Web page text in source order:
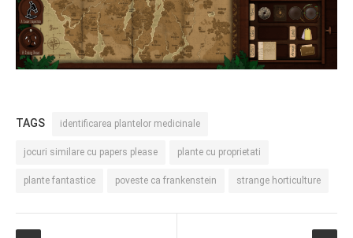
TAGS identificarea plantelor medicinale
jocuri similare cu papers please plante cu proprietati
plante fantastice poveste ca frankenstein strange horticulture